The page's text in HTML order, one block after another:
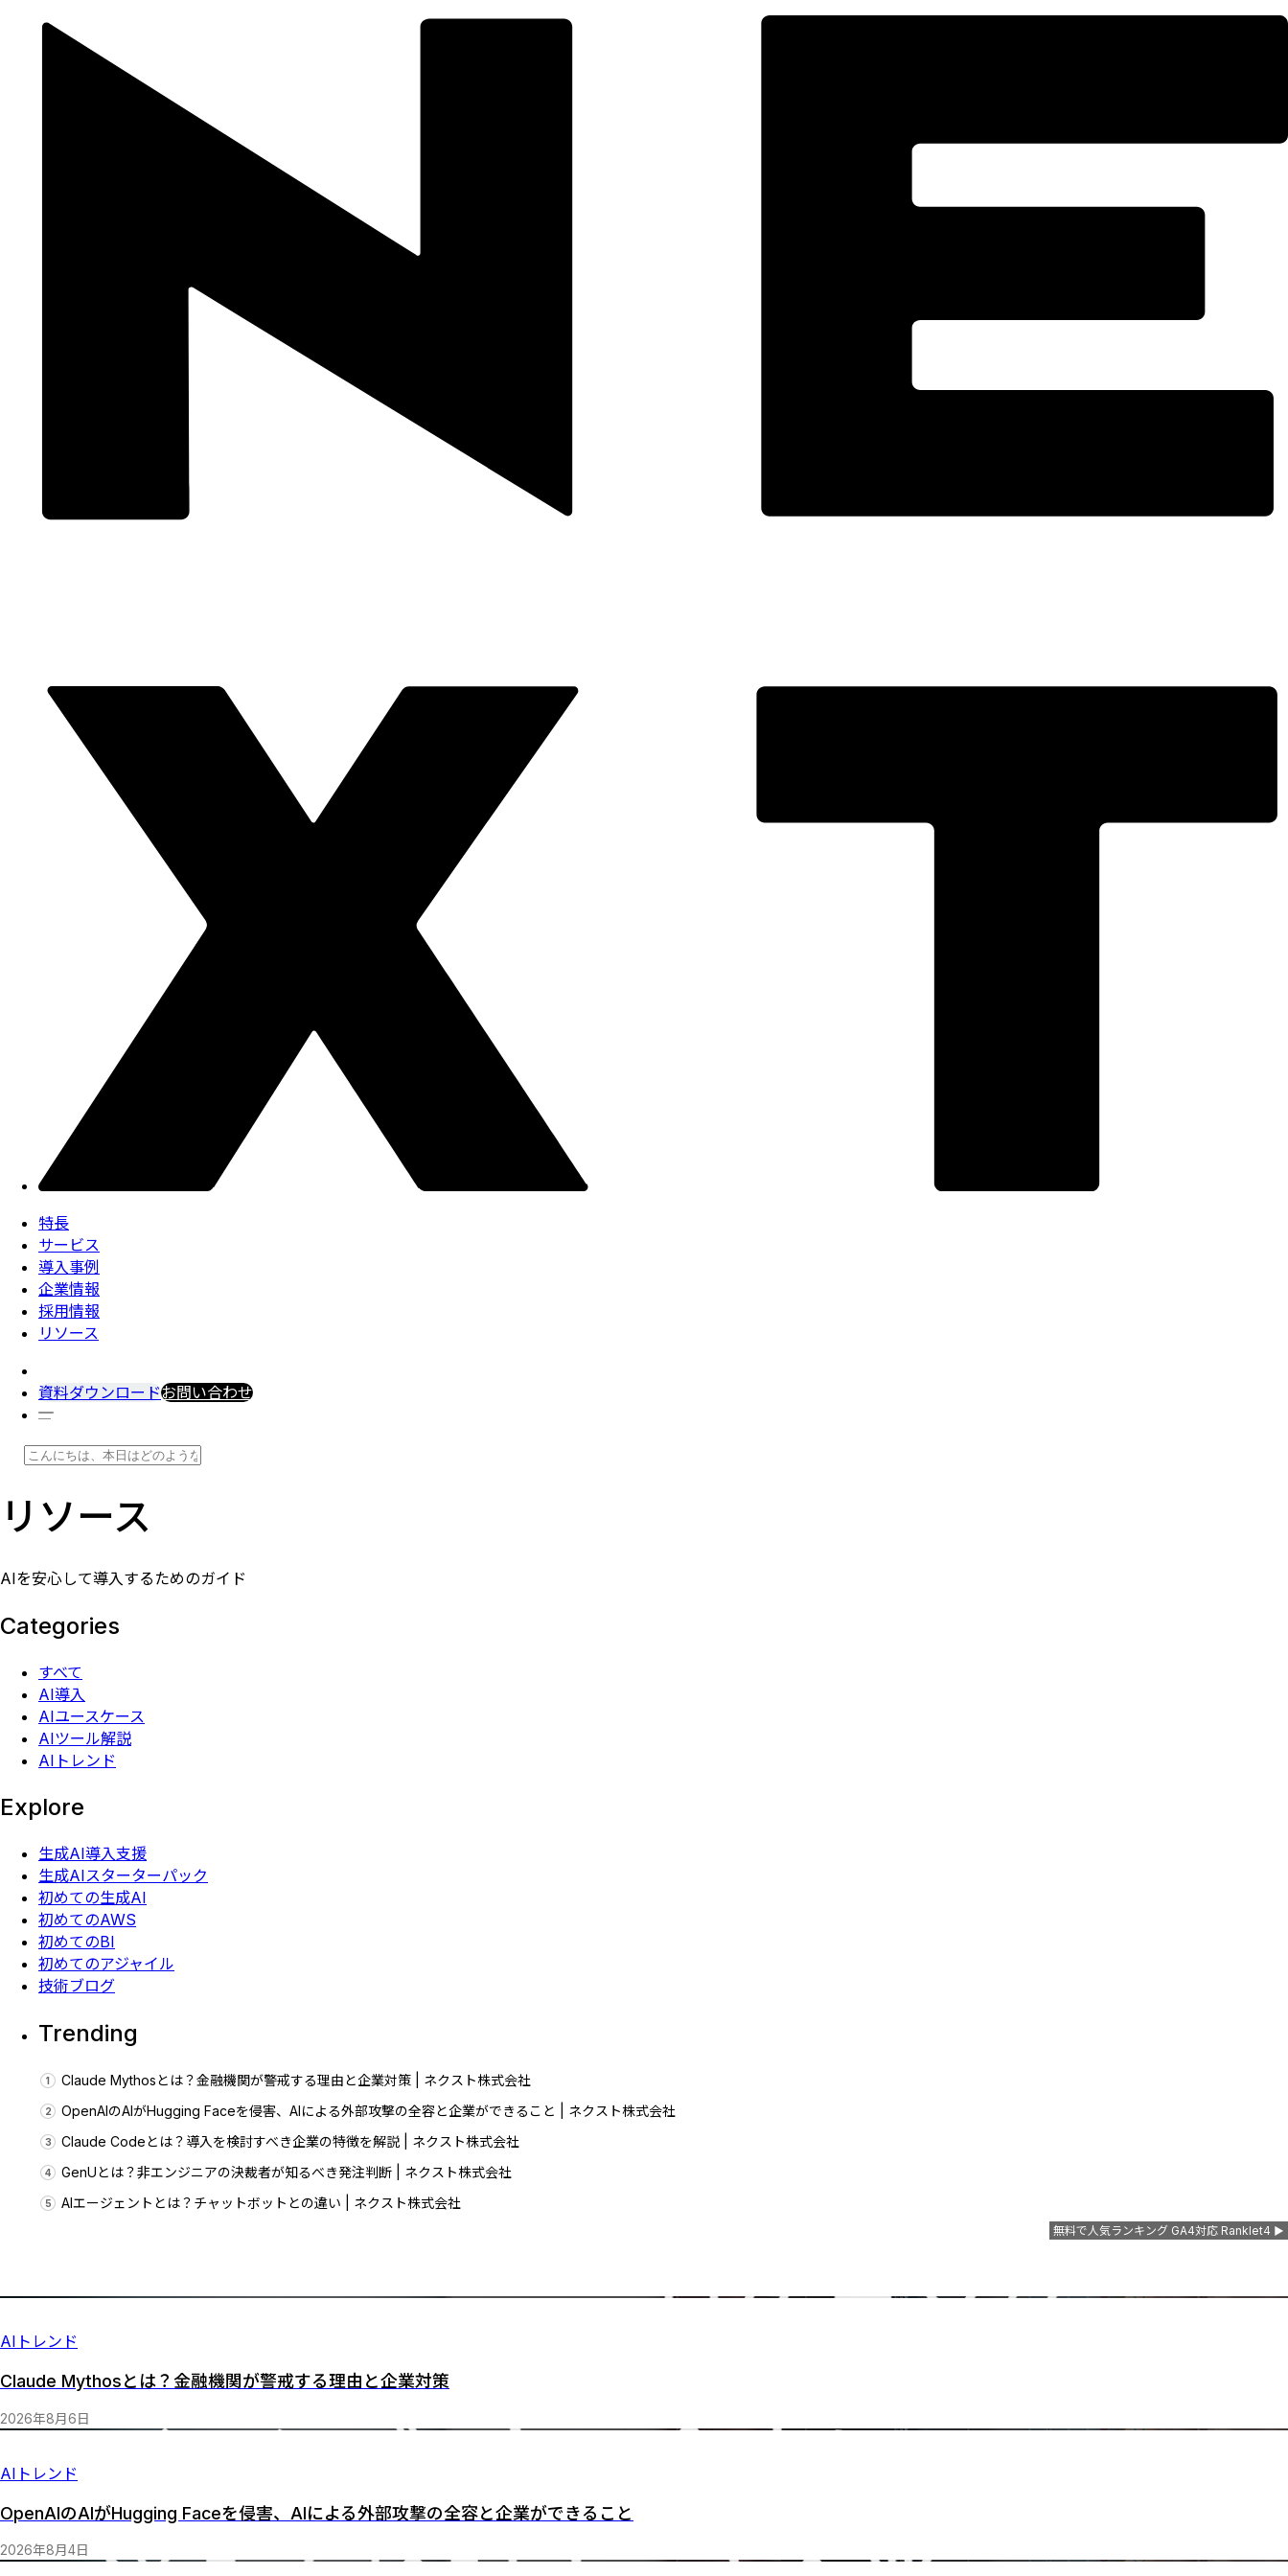
特長
サービス
導入事例
企業情報
採用情報
リソース
資料ダウンロードお問い合わせ
リソース
AIを安心して導入するためのガイド
Categories
すべて
AI導入
AIユースケース
AIツール解説
AIトレンド
Explore
生成AI導入支援
生成AIスターターパック
初めての生成AI
初めてのAWS
初めてのBI
初めてのアジャイル
技術ブログ
Trending
Claude Mythosとは？金融機関が警戒する理由と企業対策 | ネクスト株式会社
OpenAIのAIがHugging Faceを侵害、AIによる外部攻撃の全容と企業ができること | ネクスト株式会社
Claude Codeとは？導入を検討すべき企業の特徴を解説 | ネクスト株式会社
GenUとは？非エンジニアの決裁者が知るべき発注判断 | ネクスト株式会社
AIエージェントとは？チャットボットとの違い | ネクスト株式会社
無料で人気ランキング GA4対応 Ranklet4
AIトレンド
Claude Mythosとは？金融機関が警戒する理由と企業対策
2026年8月 6 日
AIトレンド
OpenAIのAIがHugging Faceを侵害、AIによる外部攻撃の全容と企業ができること
2026年8月 4日